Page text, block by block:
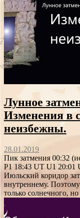
Лунное
Изменения в
неизбежны.
28.01.2019
Пик затмения 00:32
P1 18:43 UT U1 20:01
Июльский коридор
внутреннему.
только солнечного,